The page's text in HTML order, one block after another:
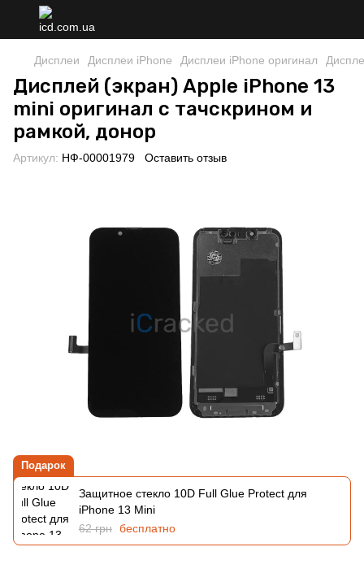
Дисплеи Дисплеи iPhone Дисплеи iPhone оригинал
Дисплей (экран) Apple iPhone 13
mini оригинал с тачскрином и
рамкой, донор
Артикул: НФ-00001979 Оставить отзыв
Подарок
Защитное стекло 10D Full Glue Protect для
iPhone 13 Mini
62 грн бесплатно